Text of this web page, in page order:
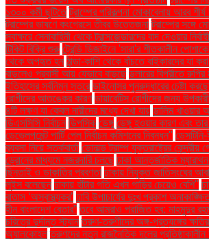
১৩০০ কর্মী ছুটিতে ট্রাম্পের পরিকল্পনা মোকাবেলায় আরব
ট্রাম্পের ভাষণে কংগ্রেসে তীব্র উত্তেজনা ট্রাম্পের সঙ্গে
স্বাক্ষরে সেনাবাহিনী থেকে ট্রান্সজেন্ডারদের বাদ দেওয়ার
টিকিট বিক্রি শুরু ট্রেন্ডি ডিজাইনে 'সারা'র শীতকালীন
থেকে অপহৃত হন ঠান্ডা-কাশি থেকে বাঁচতে বাইকারদের যা
বাড়লেও প্রবাসী আয় যেভাবে বাড়ছে ডলারের বিপরীতে
ইতিহাসের সর্বনিম্ন স্তরে ডাইনোসর পুনরুদ্ধারের চেষ্টা করছেন
রোগীদের আতঙ্কের কারণ ডায়াবেটিস রোগীদের জন্য
৪টি লক্ষণ যা কেবল নারীদের মধ্যে দেখা যায় ডালিম খাওয়ার
ডিএসসিসি নির্বাচন ডিপসিক ডেঙ্গু ডেঙ্গু হওয়ার কারণ এবং
ডেভেলপমেন্ট পার্টি পেল নির্বাচন কমিশনের নিবন্ধন"
ব্যবসা নিয়ে সতর্কবার্তা ডোনাল্ড ট্রাম্প যুক্তরাষ্ট্রের
ড্রোনের মাধ্যমে নজরদারি চলছে ঢাকা আন্তর্জাতিক
ছিনতাই ও ডাকাতির প্রবণতা ঢাকায় নিযুক্ত জাতিসংঘের
লুইস বলেছেন ঢাকায় হাঁটার গতি এখন গাড়ির চেয়েও বেশি''
বাতাস ‘অস্বাস্থ্যকর’ ঢাবি উপাচার্যের দুঃখ প্রকাশ
হীন বাংলাদেশ বেতার” তবে আমরাও পরাজিত হব: মাহমুদুর
চরিত্রে দুর্দান্ত স্ট্যান তরুণ-তরুণীদের অঙ্গ-প্রত্যঙ্গের
অ্যালকোহল তরুণদের নতুন রাজনৈতিক দলের প্রতিষ্ঠাকালীন